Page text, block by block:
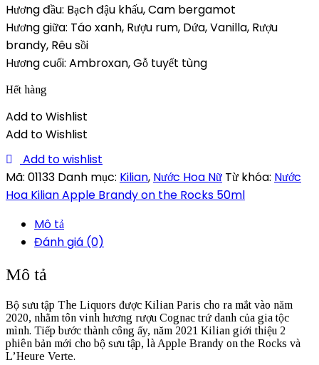
Hương đầu: Bạch đậu khấu, Cam bergamot
Hương giữa: Táo xanh, Rượu rum, Dứa, Vanilla, Rượu
brandy, Rêu sồi
Hương cuối: Ambroxan, Gỗ tuyết tùng
Hết hàng
Add to Wishlist
Add to Wishlist
Add to wishlist
Mã: 01133 Danh mục: Kilian, Nước Hoa Nữ Từ khóa: Nước
Hoa Kilian Apple Brandy on the Rocks 50ml
Mô tả
Đánh giá (0)
Mô tả
Bộ sưu tập The Liquors được Kilian Paris cho ra mắt vào năm
2020, nhằm tôn vinh hương rượu Cognac trứ danh của gia tộc
mình. Tiếp bước thành công ấy, năm 2021 Kilian giới thiệu 2
phiên bản mới cho bộ sưu tập, là Apple Brandy on the Rocks và
L’Heure Verte.